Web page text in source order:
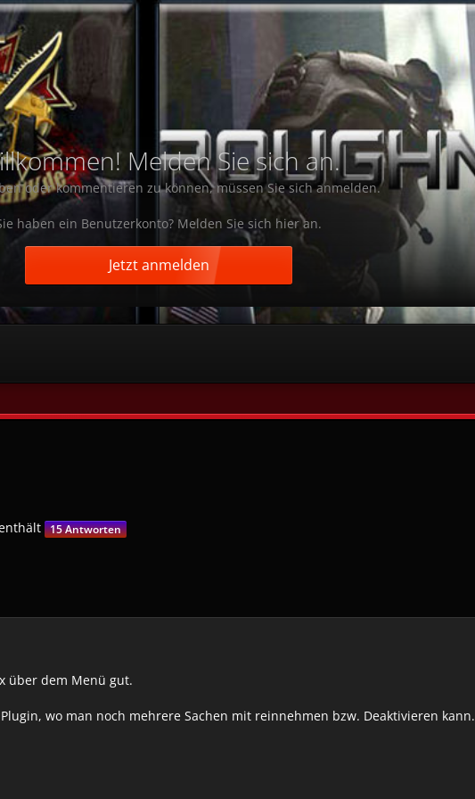
Melden Sie sich an.
oder kommentieren zu können, müssen Sie sich anmelden.
haben ein Benutzerkonto? Melden Sie sich hier an.
Jetzt anmelden
15 Antworten
über dem Menü gut.
wo man noch mehrere Sachen mit reinnehmen bzw. Deaktivieren kann.